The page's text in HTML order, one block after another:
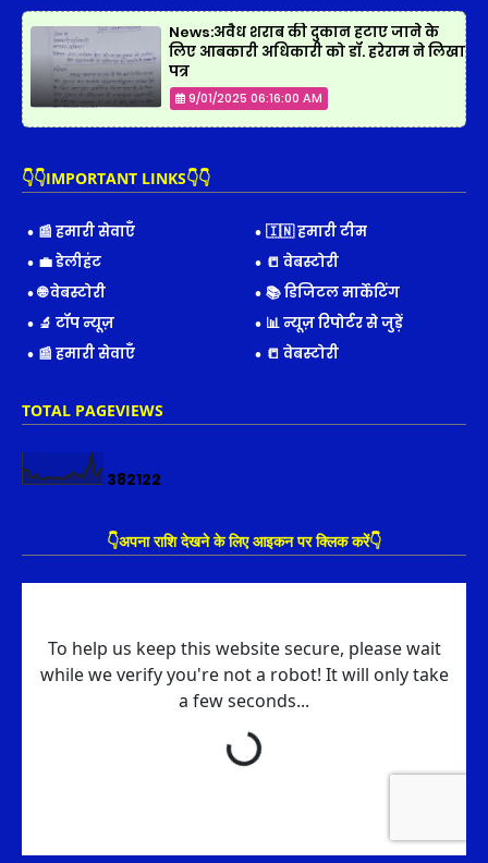
News:अवैध शराब की दुकान हटाए जाने के
लिए आबकारी अधिकारी को डॉ. हरेराम ने लिखा
पत्र
9/01/2025 06:16:00 AM
👇👇IMPORTANT LINKS👇👇
📰 हमारी सेवाएँ
🇮🇳 हमारी टीम
💼 डेलीहंट
📒 वेबस्टोरी
🌐 वेबस्टोरी
📚 डिजिटल मार्केटिंग
🔬 टॉप न्यूज़
📊 न्यूज़ रिपोर्टर से जुड़ें
📰 हमारी सेवाएँ
📒 वेबस्टोरी
TOTAL PAGEVIEWS
382122
👇अपना राशि देखने के लिए आइकन पर क्लिक करें👇